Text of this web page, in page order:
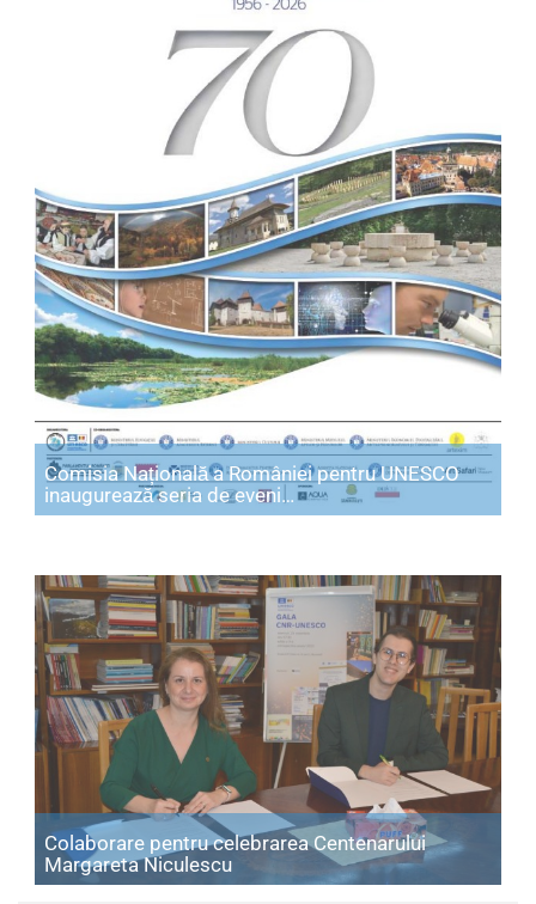
Comisia Națională a României pentru UNESCO
inaugurează seria de eveni… Articol: Comisia Națională
Colaborare pentru celebrarea Centenarului
Margareta NiculescuArticol: Colaborare pentru